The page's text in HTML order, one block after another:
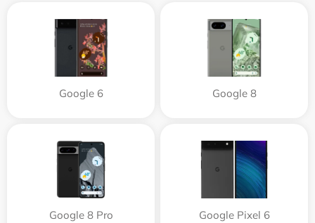
Google 6 Google 8
Google 8 Pro Google Pixel 6